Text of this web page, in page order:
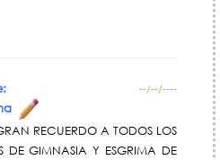
--/--/----
RECUERDO A TODOS LOS
DE GIMNASIA Y ESGRIMA DE